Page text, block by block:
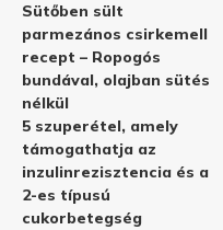
Sütőben sült
parmezános csirkemell
recept – Ropogós
bundával, olajban sütés
nélkül
5 szuperétel, amely
támogathatja az
inzulinrezisztencia és a
2-es típusú
cukorbetegség